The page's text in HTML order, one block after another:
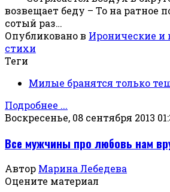
возвещает беду – То на ратное
сотый раз…
Опубликовано в Иронические и
стихи
Теги
Милые бранятся только
Подробнее ...
Воскресенье, 08 сентября 2013
Все мужчины про любовь нам
Автор Марина Лебедева
Оцените материал